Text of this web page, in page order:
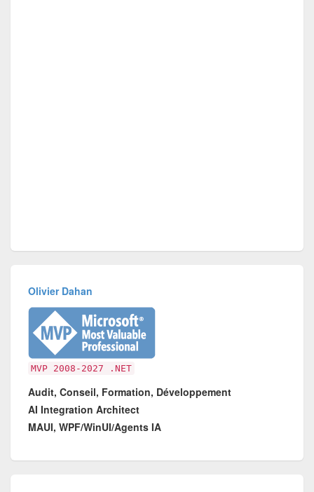
Olivier Dahan
MVP 2008-2027 .NET
Audit, Conseil, Formation, Développement
AI Integration Architect
MAUI, WPF/WinUI/Agents IA